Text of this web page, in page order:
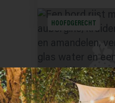
HOOFDGERECHT